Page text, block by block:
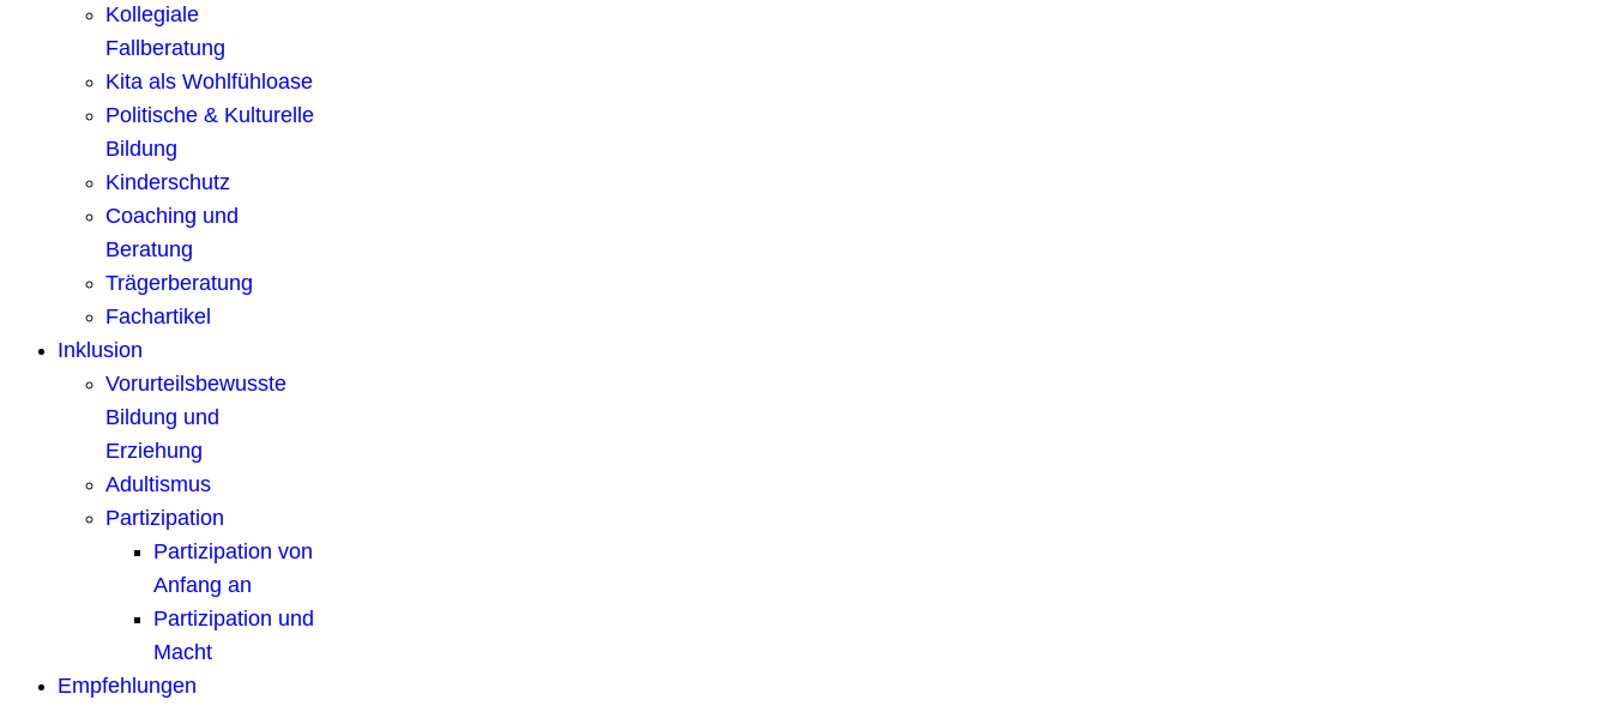
Kollegiale
Fallberatung
Kita als Wohlfühloase
Politische & Kulturelle
Bildung
Kinderschutz
Coaching und
Beratung
Trägerberatung
Fachartikel
Inklusion
Vorurteilsbewusste
Bildung und
Erziehung
Adultismus
Partizipation
Partizipation von
Anfang an
Partizipation und
Macht
Empfehlungen